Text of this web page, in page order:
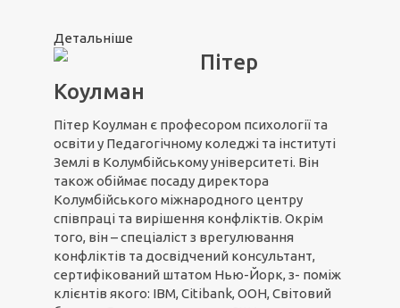
Детальніше
Пітер
Коулман
Пітер Коулман є професором психології та
освіти у Педагогічному коледжі та інституті
Землі в Колумбійському університеті. Він
також обіймає посаду директора
Колумбійського міжнародного центру
співпраці та вирішення конфліктів. Окрім
того, він – спеціаліст з врегулювання
конфліктів та досвідчений консультант,
сертифікований штатом Нью-Йорк, з- поміж
клієнтів якого: IBM, Citibank, ООН, Світовий